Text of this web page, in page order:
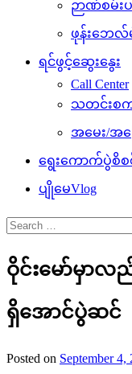
ဉာဏ်စမ်း
ဖုန်းဘေလ်
ရင်ဖွင့်ဆွေးနွေး
Call Center
သတင်းစက
အမေး/အ
ရွေးကောက်ပွဲစိစ
ပျိုမေVlog
Search
for:
ဝိုင်းမော်မှာလ
ရှိအောင်ပွဲဆင်
Posted on September 4,